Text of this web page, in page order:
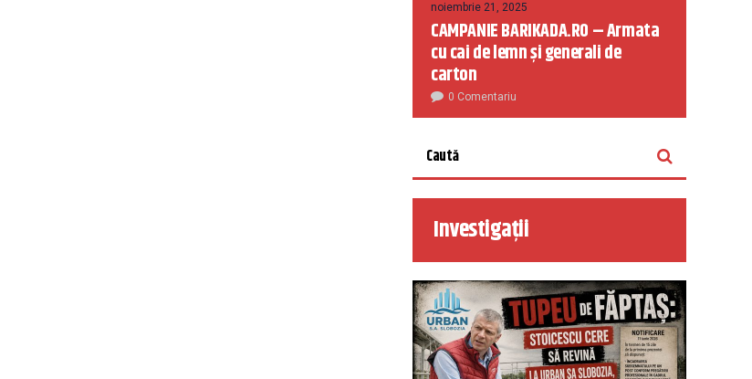
noiembrie 21, 2025
CAMPANIE BARIKADA.RO – Armata
cu cai de lemn și generali de
carton
0 Comentariu
Investigații